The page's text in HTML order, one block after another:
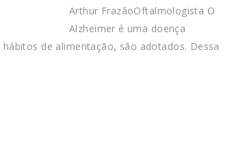
Arthur FrazãoOftalmologista O
Alzheimer é uma doença
de alimentação, são adotados. Dessa